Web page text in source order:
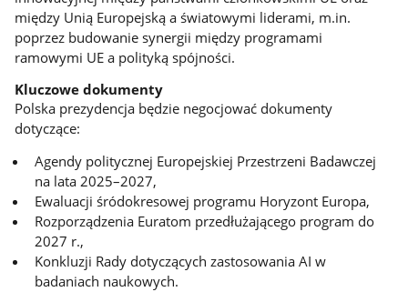
między Unią Europejską a światowymi liderami, m.in.
poprzez budowanie synergii między programami
ramowymi UE a polityką spójności.
Kluczowe dokumenty
Polska prezydencja będzie negocjować dokumenty
dotyczące:
Agendy politycznej Europejskiej Przestrzeni Badawczej
na lata 2025–2027,
Ewaluacji śródokresowej programu Horyzont Europa,
Rozporządzenia Euratom przedłużającego program do
2027 r.,
Konkluzji Rady dotyczących zastosowania AI w
badaniach naukowych.